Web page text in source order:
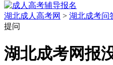
湖北成人高考网 > 湖北成考问
提问
湖北成考网报